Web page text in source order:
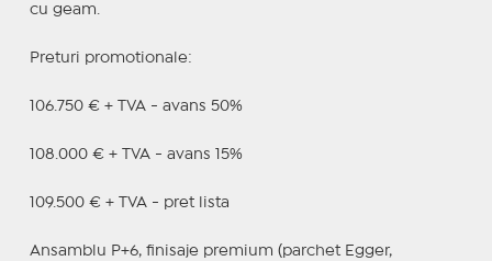
cu geam.
Preturi promotionale:
106.750 € + TVA - avans 50%
108.000 € + TVA - avans 15%
109.500 € + TVA - pret lista
Ansamblu P+6, finisaje premium (parchet Egger,